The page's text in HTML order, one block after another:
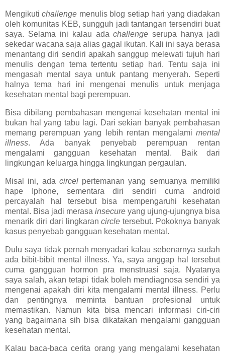
Mengikutichallenge menulis blog setiap hari yang diadakan
oleh komunitas KEB, sungguh jadi tantangan tersendiri buat
saya. Selama ini kalau adachallenge serupa hanya jadi
sekedar wacana saja alias gagal ikutan. Kali ini saya berasa
menantang diri sendiri apakah sanggup melewati tujuh hari
menulis dengan tema tertentu setiap hari. Tentu saja ini
mengasah mental saya untuk pantang menyerah. Seperti
halnya tema hari ini mengenai menulis untuk menjaga
kesehatan mental bagi perempuan.
Bisa dibilang pembahasan mengenai kesehatan mental ini
bukan hal yang tabu lagi. Dari sekian banyak pembahasan
memang perempuan yang lebih rentan mengalami mental
illness. Ada banyak penyebab perempuan rentan
mengalami gangguan kesehatan mental. Baik dari
lingkungan keluarga hingga lingkungan pergaulan.
Misal ini, ada circelpertemanan yang semuanya memiliki
hape Iphone, sementara diri sendiri cuma android
percayalah hal tersebut bisa mempengaruhi kesehatan
mental. Bisa jadi merasa insecure yang ujung-ujungnya bisa
menarik diri dari lingkarancircle tersebut. Pokoknya banyak
kasus penyebab gangguan kesehatan mental.
Dulu saya tidak pernah menyadari kalau sebenarnya sudah
ada bibit-bibit mental illness. Ya, saya anggap hal tersebut
cuma gangguan hormon pra menstruasi saja. Nyatanya
saya salah, akan tetapi tidak boleh mendiagnosa sendiri ya
mengenai apakah diri kita mengalami mental illness. Perlu
dan pentingnya meminta bantuan profesional untuk
memastikan. Namun kita bisa mencari informasi ciri-ciri
yang bagaimana sih bisa dikatakan mengalami gangguan
kesehatan mental.
Kalau baca-baca cerita orang yang mengalami kesehatan